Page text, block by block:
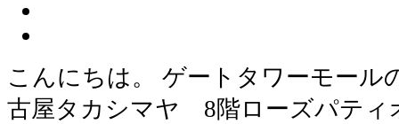
こんにちは。 ゲートタワーモール
古屋タカシマヤ 8階ローズパティ